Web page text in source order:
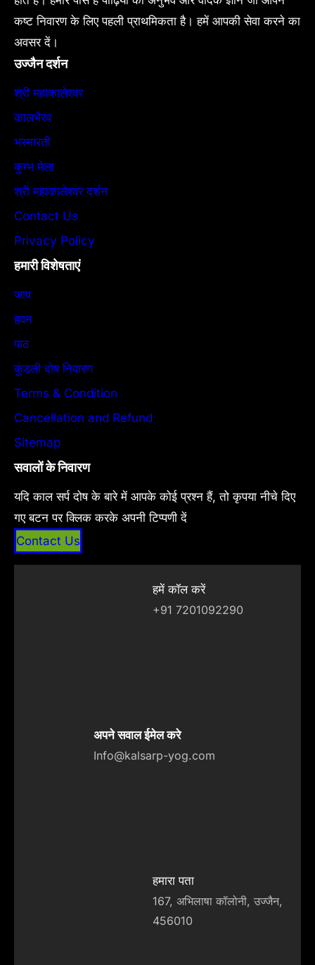
कष्ट निवारण के लिए पहली प्राथमिकता है। हमें आपकी सेवा करने का
अवसर दें।
उज्जैन दर्शन
श्री महाकालेश्वर
कालभैरव
भस्मारती
कुम्भ मेला
श्री महाकालेश्वर दर्शन
Contact Us
Privacy Policy
हमारी विशेषताएं
जाप
हवन
पाठ
कुंडली दोष निवारण
Terms & Condition
Cancellation and Refund
Sitemap
सवालों के निवारण
यदि काल सर्प दोष के बारे में आपके कोई प्रश्न हैं, तो कृपया नीचे दिए
गए बटन पर क्लिक करके अपनी टिप्पणी दें
Contact Us
हमें कॉल करें
+91 7201092290
अपने सवाल ईमेल करे
Info@kalsarp-yog.com
हमारा पता
167, अभिलाषा कॉलोनी, उज्जैन,
456010